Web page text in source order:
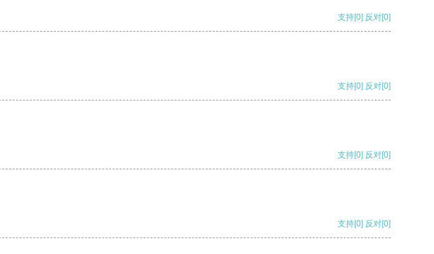
支持[0] 反对[0]
支持[0] 反对[0]
支持[0] 反对[0]
支持[0] 反对[0]